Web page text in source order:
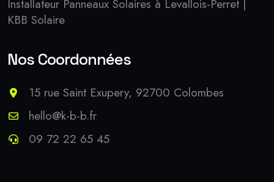
Installateur Panneaux Solaires à Levallois-Perret |
KBB Solaire
Nos Coordonnées
15 rue Saint Exupery, 92700 Colombes
hello@k-b-b.fr
09 72 22 65 45